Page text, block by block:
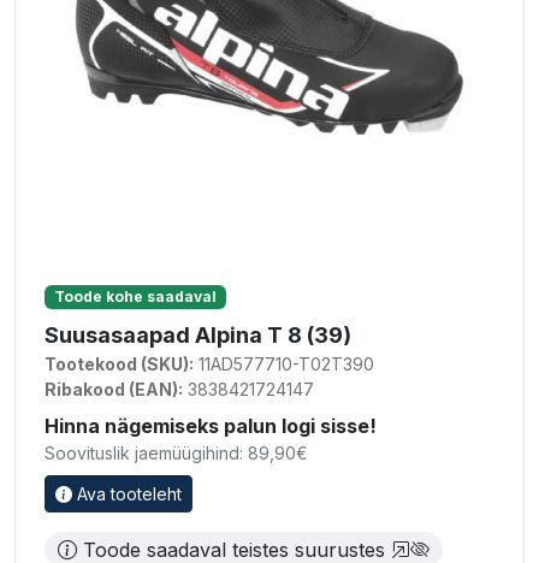
Toode kohe saadaval
Suusasaapad Alpina T 8 (39)
Tootekood (SKU): 11AD577710-T02T390
Ribakood (EAN): 3838421724147
Hinna nägemiseks palun logi sisse!
Soovituslik jaemüügihind: 89,90€
Ava tooteleht
Toode saadaval teistes suurustes